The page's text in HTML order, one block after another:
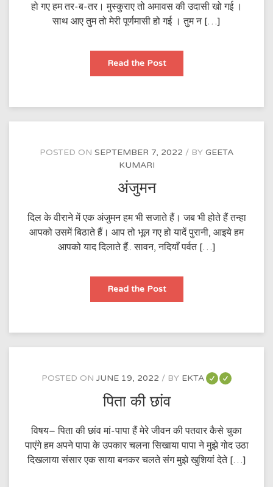
हो गए हम तर-ब-तर। मुस्कुराए तो अमावस की उदासी खो गई ।
साथ आए तुम तो मेरी पूर्णमासी हो गई । तुम न […]
Read the Postतुमने
उजाला
POSTED ON SEPTEMBER 7, 2022 BY GEETA
KUMARI
अंजुमन
दिल के वीराने में एक अंजुमन हम भी सजाते हैं। जब भी होते हैं तन्हा
आपको उसमें बिठाते हैं। आप तो भूल गए हो यादें पुरानी, आइये हम
आपको याद दिलाते हैं.. सावन, नदियाँ पर्वत […]
Read the Postअंजुमन
POSTED ON JUNE 19, 2022 BY EKTA
पिता की छांव
विषय– पिता की छांव मां-पापा हैं मेरे जीवन की पतवार कैसे चुका
पाएंगे हम अपने पापा के उपकार चलना सिखाया पापा ने मुझे गोद उठा
दिखलाया संसार एक साया बनकर चलते संग मुझे खुशियां देते […]